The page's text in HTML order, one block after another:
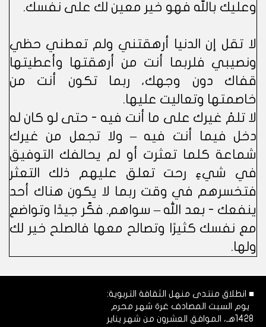
وعليك بالله فهو خير معين لك على نفسك.
لا تقل إن الدنيا أرهقتني ولم تعطني حظي
ونصيبي فلربما أنت من أرهقتها وأعطيتها
قفاك دون وجهك، ربما تكون أنت من
خاصمتها وتعاليت عليها.
لا تلمْ غيرك على ما أنت فيه - حتى لو كان له
دخل فيما أنت فيه – ولا تجعل من غيرك
شماعة كلما تعثرت أو لم يحالفك التوفيق
في شيءٍ رحت تعلق عليهم ذلك التعثر
فتخسرهم في وقت ربما لا يكون هناك أحد
ينفعك - بعد الله – سواهم. فكّر جيدًا وتواضع
مع نفسك كثيرًا وتصالح معها فالصلح خير لك
ولها.
■ انطلاق منتدى منهل الثقافة التربوية:
يوم السبت المصادف غرة شهر محرم
1428هـ، الموافق العشرون من شهر يناير